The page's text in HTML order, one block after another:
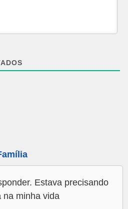
Estava precisando
na minha vida